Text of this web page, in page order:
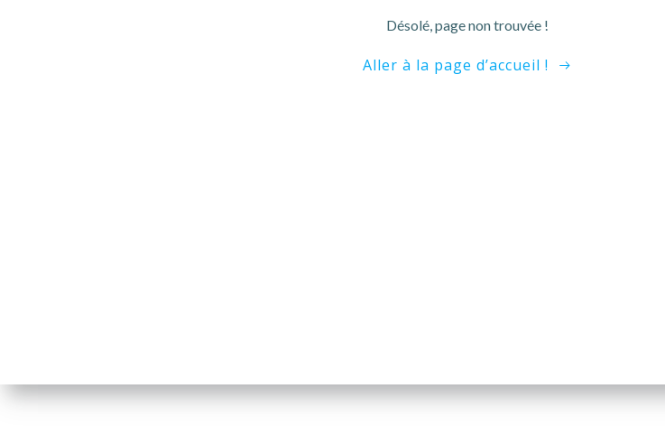
Désolé, page non trouvée !
Aller à la page d’accueil !